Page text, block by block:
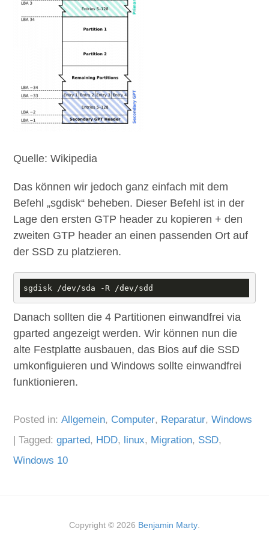
Quelle: Wikipedia
Das können wir jedoch ganz einfach mit dem
Befehl „sgdisk“ beheben. Dieser Befehl ist in der
Lage den ersten GTP header zu kopieren + den
zweiten GTP header an einen passenden Ort auf
der SSD zu platzieren.
sgdisk /dev/sda -R /dev/sdd
Danach sollten die 4 Partitionen einwandfrei via
gparted angezeigt werden. Wir können nun die
alte Festplatte ausbauen, das Bios auf die SSD
umkonfiguieren und Windows sollte einwandfrei
funktionieren.
Posted in:Allgemein, Computer, Reparatur,Windows
|Tagged:gparted, HDD, linux, Migration, SSD,
Windows 10
Copyright © 2026 Benjamin Marty.